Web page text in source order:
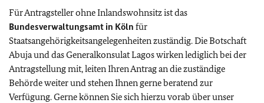
Für Antragsteller ohne Inlandswohnsitz ist das
Bundesverwaltungsamt in Köln für
Staatsangehörigkeitsangelegenheiten zuständig. Die Botschaft
Abuja und das Generalkonsulat Lagos wirken lediglich bei der
Antragstellung mit, leiten Ihren Antrag an die zuständige
Behörde weiter und stehen Ihnen gerne beratend zur
Verfügung. Gerne können Sie sich hierzu vorab über unser